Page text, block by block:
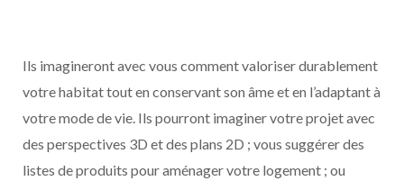
Ils imagineront avec vous comment valoriser durablement
votre habitat tout en conservant son âme et en l’adaptant à
votre mode de vie. Ils pourront imaginer votre projet avec
des perspectives 3D et des plans 2D ; vous suggérer des
listes de produits pour aménager votre logement ; ou